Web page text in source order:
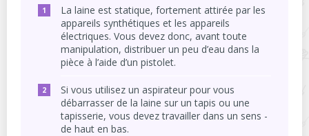
La laine est statique, fortement attirée par les
appareils synthétiques et les appareils
électriques. Vous devez donc, avant toute
manipulation, distribuer un peu d’eau dans la
pièce à l’aide d’un pistolet.
Si vous utilisez un aspirateur pour vous
débarrasser de la laine sur un tapis ou une
tapisserie, vous devez travailler dans un sens -
de haut en bas.